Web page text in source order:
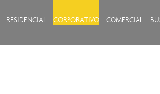
RESIDENCIAL CORPORATIVO COMERCIAL